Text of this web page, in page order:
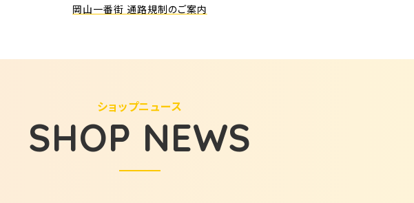
岡山一番街 通路規制のご案内
SHOP NEWS
ショップニュース